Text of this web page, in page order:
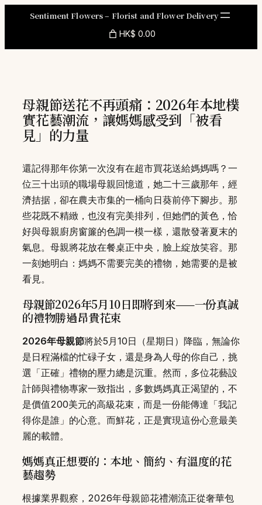
Sentiment Flowers – Florist and Flower Delivery
HK$ 0.00
母親節送花不再頭痛：2026年本地樸
實花藝潮流，讓媽媽感受到「被看
見」的力量
還記得那年你第一次沒有在超市買花送給媽媽嗎？一
位三十出頭的職場母親回憶道，她二十三歲那年，經
濟拮据，卻在農夫市集的一桶向日葵前停下腳步。那
些花既不精緻，也沒有完美排列，但她們的黃色，恰
好與母親廚房窗簾的色調一模一樣，還散發著夏末的
氣息。母親將花放在餐桌正中央，臉上綻放笑容。那
一刻她明白：媽媽不需要完美的禮物，她需要的是被
看見。
母親節2026年5月10日即將到來——一份真誠
的禮物勝過昂貴花束
2026年母親節將於5月10日（星期日）降臨，無論你
是日程滿檔的忙碌子女，還是身為人母的你自己，挑
選「正確」禮物的壓力總是沉重。然而，多位花藝設
計師與禮物專家一致指出，多數媽媽真正渴望的，不
是價值200美元的高級花束，而是一份能傳達「我記
得你是誰」的心意。而鮮花，正是實現這份心意最美
麗的載體。
媽媽真正想要的：本地、簡約、有溫度的花
藝趨勢
根據業界觀察，2026年母親節花禮潮流正從奢華包